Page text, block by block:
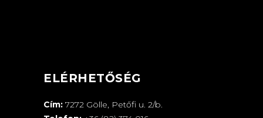
ELÉRHETŐSÉG
Cím: 7272 Gölle, Petőfi u. 2/b.